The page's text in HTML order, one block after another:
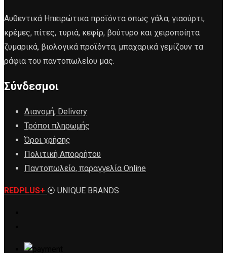
Αυθεντικά Ηπειρώτικα προϊόντα όπως γάλα, γιαούρτι,
κρέμες, πίτες, τυριά, κεφίρ, βούτυρο και χειροποίητα
ζυμαρικά, βιολογικά προϊόντα, μπαχαρικά γεμίζουν τα
ράφια του παντοπωλείου μας.
Σύνδεσμοι
Διανομή, Delivery
Τρόποι πληρωμής
Όροι χρήσης
Πολιτική Απορρήτου
Παντοπωλείο, παραγγελία Online
REDPLUS+ ⦿ UNIQUE BRANDS